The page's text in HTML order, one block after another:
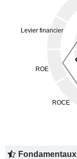
Fondamentaux